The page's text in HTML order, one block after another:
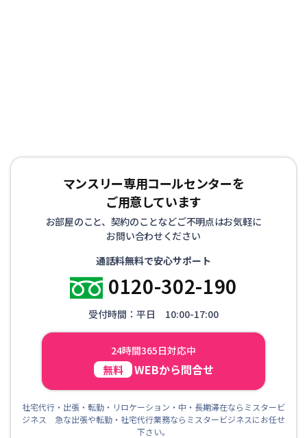
マンスリー専用コールセンターを
ご用意しています
お部屋のこと、契約のことなどご不明点はお気軽に
お問い合わせください
通話料無料で安心サポート
0120-302-190
受付時間：平日 10:00-17:00
24時間365日対応中
無料 WEBから問合せ
社宅代行・出張・転勤・リロケーション・中・長期滞在ならミスタービ
ジネス 急な出張や転勤・社宅代行業務ならミスタービジネスにお任せ
下さい。